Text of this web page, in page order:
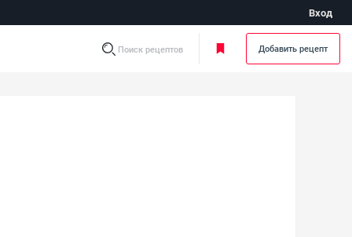
Вход
Поиск рецептов Добавить рецепт